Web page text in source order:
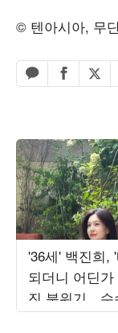
© 텐아시아, 무
카카오톡 공유하
페이스북
엑스
'36세' 백진희,
되더니 어딘가
진 분위기…수
상도 화보 같네